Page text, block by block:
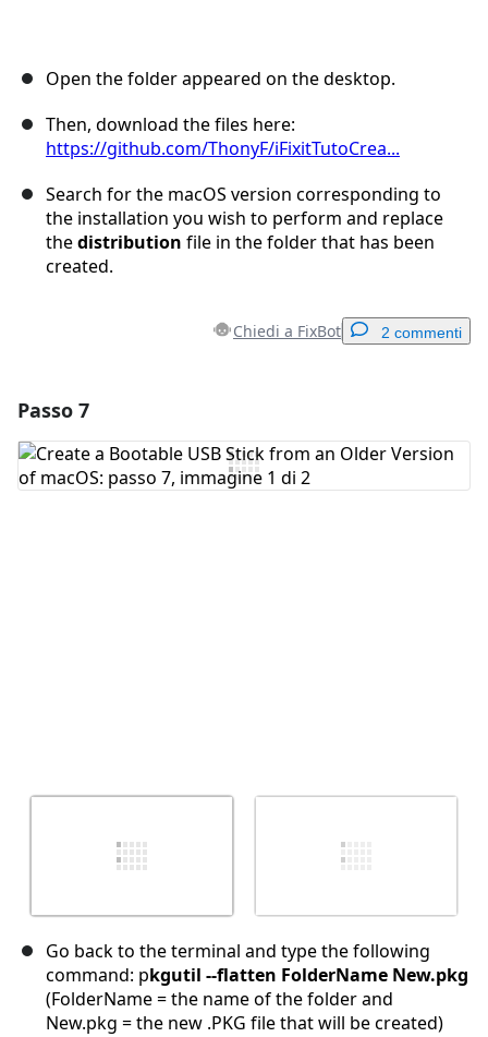
Open the folder appeared on the desktop.
Then, download the files here:
https://github.com/ThonyF/iFixitTutoCrea...
Search for the macOS version corresponding to
the installation you wish to perform and replace
thedistribution file in the folder that has been
created.
Chiedi a FixBot 2 commenti
Aggiungi Commento
Passo 7
Go back to the terminal and type the following
command: pkgutil --flatten FolderName New.pkg
(FolderName = the name of the folder and
New.pkg = the new .PKG file that will be created)